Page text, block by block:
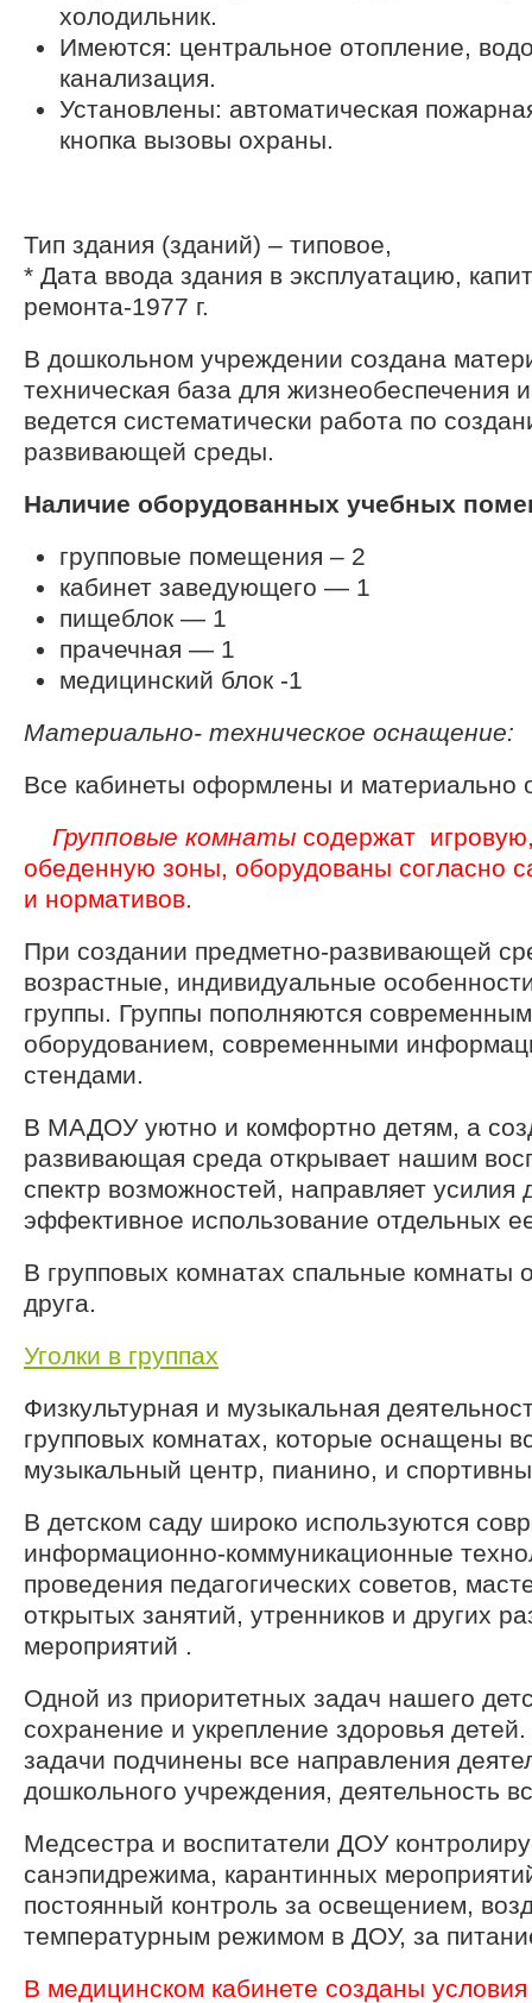
холодильник.
Имеются: центральное отопление,
канализация.
Установлены: автоматическая
кнопка вызовы охраны.
Тип здания (зданий) – типовое,
* Дата ввода здания в эксплуатацию,
ремонта-1977 г.
В дошкольном учреждении создана
техническая база для жизнеобеспечения
ведется систематически работа по
развивающей среды.
Наличие оборудованных учебных
групповые помещения – 2
кабинет заведующего — 1
пищеблок — 1
прачечная — 1
медицинский блок -1
Материально- техническое оснащение:
Все кабинеты оформлены и материально
Групповые комнаты содержат
обеденную зоны, оборудованы согласно
и нормативов.
При создании предметно-развивающей
возрастные, индивидуальные
группы. Группы пополняются
оборудованием, современными
стендами.
В МАДОУ уютно и комфортно детям, а
развивающая среда открывает нашим
спектр возможностей, направляет усилия
эффективное использование отдельных
В групповых комнатах спальные комнаты
друга.
Уголки в группах
Физкультурная и музыкальная
групповых комнатах, которые оснащены
музыкальный центр, пианино, и
В детском саду широко используются
информационно-коммуникационные
проведения педагогических советов,
открытых занятий, утренников и других
мероприятий .
Одной из приоритетных задач нашего
сохранение и укрепление здоровья
задачи подчинены все направления
дошкольного учреждения, деятельность
Медсестра и воспитатели ДОУ
санэпидрежима, карантинных
постоянный контроль за освещением,
температурным режимом в ДОУ, за
В медицинском кабинете созданы